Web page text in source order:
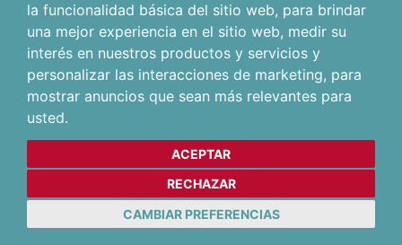
la funcionalidad básica del sitio web, para brindar
una mejor experiencia en el sitio web, medir su
interés en nuestros productos y servicios y
personalizar las interacciones de marketing, para
mostrar anuncios que sean más relevantes para
usted.
ACEPTAR
RECHAZAR
CAMBIAR PREFERENCIAS